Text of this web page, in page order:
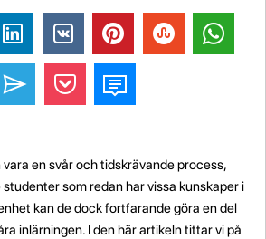
en svår och tidskrävande process,
som redan har vissa kunskaper i
kan de dock fortfarande göra en del
inlärningen. I den här artikeln tittar vi på